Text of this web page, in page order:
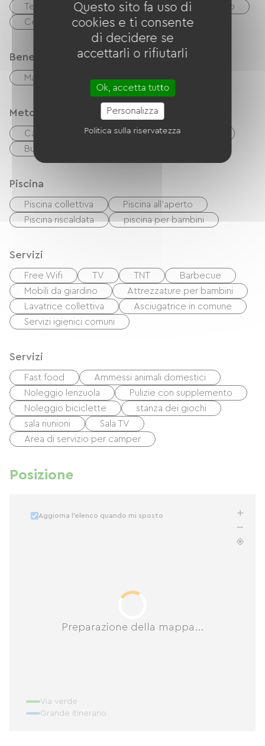
Terreno di gioco Area pic-nic
Biliardo
Centro Fitness
Benessere
Massaggi / Modellistica
Metodi di pagamento
Carta di credito Controlli
Buoni vacanza (ANCV)
Piscina
Piscina collettiva
Piscina all'aperto
Piscina riscaldata
piscina per bambini
Servizi
Free Wifi TV TNT
Barbecue
Mobili da giardino
Attrezzature per bambini
Lavatrice collettiva
Asciugatrice in comune
Servizi igienici comuni
Servizi
Fast food
Ammessi animali domestici
Noleggio lenzuola
Pulizie con supplemento
Noleggio biciclette
stanza dei giochi
sala riunioni
Sala TV
Area di servizio per camper
Posizione
Preparazione della mappa...
Aggiorna l'elenco quando mi sposto
Via verde
Grande itinerario
Questo sito fa uso di
cookies e ti consente
di decidere se
accettarli o rifiutarli
Ok, accetta tutto
Personalizza
Politica sulla riservatezza